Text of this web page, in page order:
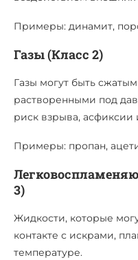
Примеры: динамит,
Газы (Класс 2)
Газы могут быть
растворенными под
риск взрыва, асфиксии
Примеры: пропан,
3)
Жидкости, которые
контакте с искрами,
температуре.